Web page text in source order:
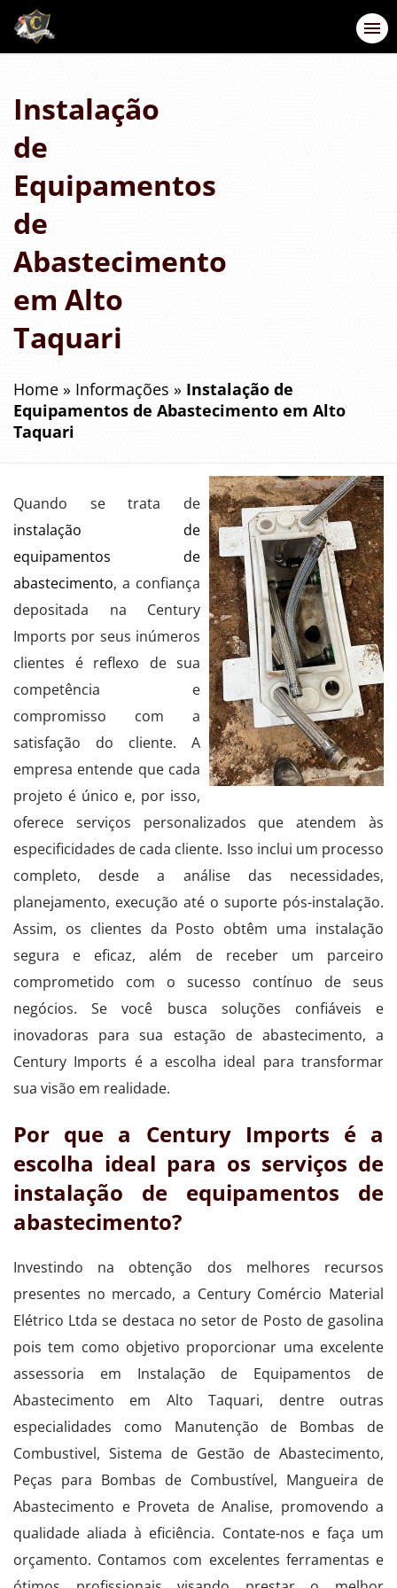
Instalação
de
Equipamentos
de
Abastecimento
em Alto
Taquari
Home » Informações » Instalação de
Equipamentos de Abastecimento em Alto
Taquari
Quando se trata de
instalação de
equipamentos de
abastecimento, a confiança
depositada na Century
Imports por seus inúmeros
clientes é reflexo de sua
competência e
compromisso com a
satisfação do cliente. A
empresa entende que cada
projeto é único e, por isso,
oferece serviços personalizados que atendem às
especificidades de cada cliente. Isso inclui um processo
completo, desde a análise das necessidades,
planejamento, execução até o suporte pós-instalação.
Assim, os clientes da Posto obtêm uma instalação
segura e eficaz, além de receber um parceiro
comprometido com o sucesso contínuo de seus
negócios. Se você busca soluções confiáveis e
inovadoras para sua estação de abastecimento, a
Century Imports é a escolha ideal para transformar
sua visão em realidade.
Por que a Century Imports é a
escolha ideal para os serviços de
instalação de equipamentos de
abastecimento?
Investindo na obtenção dos melhores recursos
presentes no mercado, a Century Comércio Material
Elétrico Ltda se destaca no setor de Posto de gasolina
pois tem como objetivo proporcionar uma excelente
assessoria em Instalação de Equipamentos de
Abastecimento em Alto Taquari, dentre outras
especialidades como Manutenção de Bombas de
Combustivel, Sistema de Gestão de Abastecimento,
Peças para Bombas de Combustível, Mangueira de
Abastecimento e Proveta de Analise, promovendo a
qualidade aliada à eficiência. Contate-nos e faça um
orçamento. Contamos com excelentes ferramentas e